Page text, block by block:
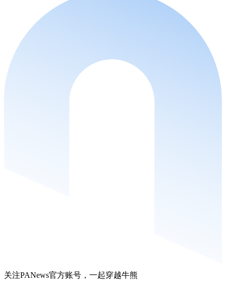
关注PANews官方账号，一起穿越牛熊